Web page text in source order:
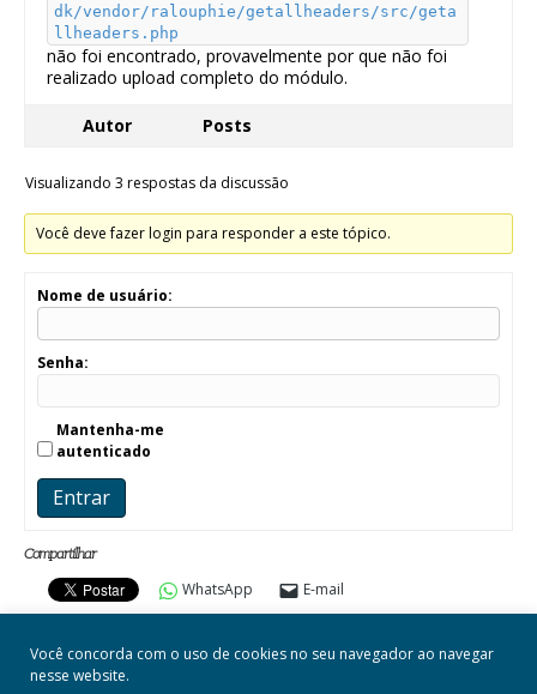
dk/vendor/ralouphie/getallheaders/src/geta
llheaders.php
não foi encontrado, provavelmente por que não foi
realizado upload completo do módulo.
Autor Posts
Visualizando 3 respostas da discussão
Você deve fazer login para responder a este tópico.
Nome de usuário:
Senha:
Mantenha-me
autenticado
Entrar
Compartilhar
WhatsApp E-mail
Você concorda com o uso de cookies no seu navegador ao navegar
nesse website.